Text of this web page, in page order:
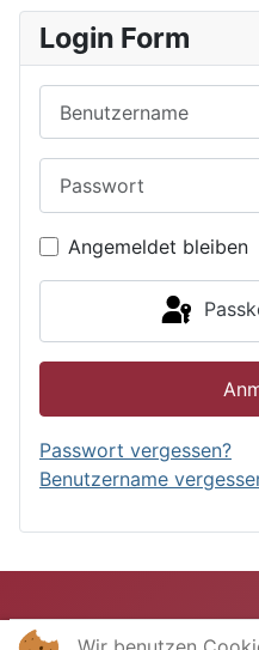
Login Form
Angemeldet bleiben
Passwort vergessen?
Benutzername